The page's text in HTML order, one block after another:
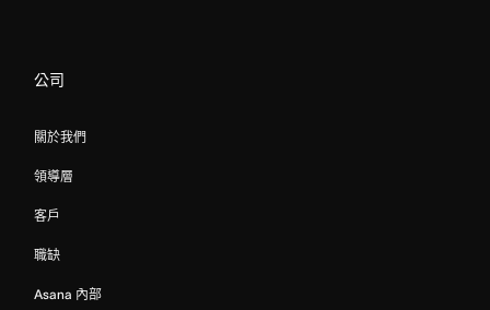
公司
關於我們
領導層
客戶
職缺
Asana 內部